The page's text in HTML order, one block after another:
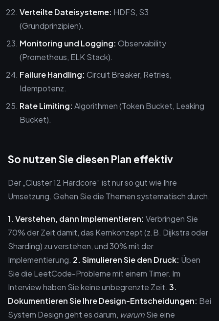
Verteilte Dateisysteme: HDFS, S3
(Grundprinzipien).
Monitoring und Logging: Observability
(Prometheus, ELK Stack).
Failure Handling: Circuit Breaker, Retries,
Idempotenz.
Rate Limiting: Algorithmen (Token Bucket, Leaking
Bucket).
So nutzen Sie diesen Plan effektiv
Der „Cluster 12 Hardcore“ ist nur so gut wie Ihre
Umsetzung. Gehen Sie die Themen systematisch durch.
1. Verstehen, dann Implementieren: Verbringen Sie
70% der Zeit damit, das Kernkonzept (z.B. Dijkstra oder
Sharding) zu verstehen, und 30% mit der
Implementierung. 2. Simulieren Sie den Druck: Üben
Sie die LeetCode-Probleme mit einem Timer. Im
Interview haben Sie keine unbegrenzte Zeit. 3.
Dokumentieren Sie Ihre Design-Entscheidungen: Bei
System Design geht es darum, warumSie eine